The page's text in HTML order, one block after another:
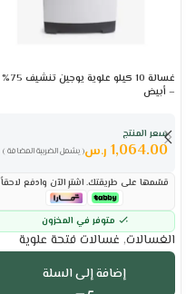
غسالة 10 كيلو علوية يوجين تنشيف 75%
– أبيض
سعر المنتج
( يشمل الضريبة المضافة ) 1,064.00 ر.س
قسّمها على طريقتك. اشترِ الآن وادفع لاحقاً
متوفر في المخزون
الغسالات, غسالات فتحة علوية
إضافة إلى السلة